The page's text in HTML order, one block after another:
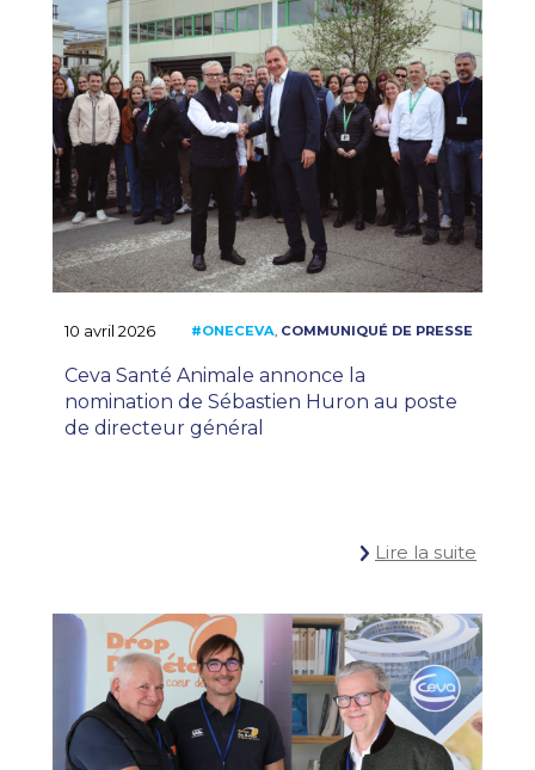
#ONECEVA,
10 avril 2026
Ceva Santé Animale annonce la
nomination de Sébastien Huron au poste
de directeur général
Lire la suite